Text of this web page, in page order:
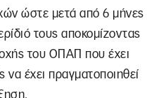
ώστε μετά από 6 μήνες
τους αποκομίζοντας
του ΟΠΑΠ που έχει
να έχει πραγματοποιηθεί